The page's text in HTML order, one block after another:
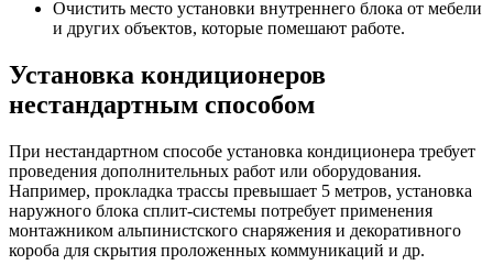
Очистить место установки внутреннего блока от мебели
и других объектов, которые помешают работе.
Установка кондиционеров
нестандартным способом
При нестандартном способе установка кондиционера требует
проведения дополнительных работ или оборудования.
Например, прокладка трассы превышает 5 метров, установка
наружного блока сплит-системы потребует применения
монтажником альпинистского снаряжения и декоративного
короба для скрытия проложенных коммуникаций и др.